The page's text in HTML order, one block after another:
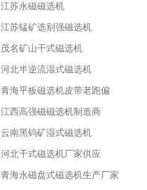
江苏永磁磁选机
江苏锰矿选别强磁选机
茂名矿山干式磁选机
河北半逆流湿式磁选机
青海平板磁选机皮带老跑偏
江西高强磁磁选机制造商
云南黑钨矿湿式磁选机
河北干式磁选机厂家供应
青海永磁盘式磁选机生产厂家